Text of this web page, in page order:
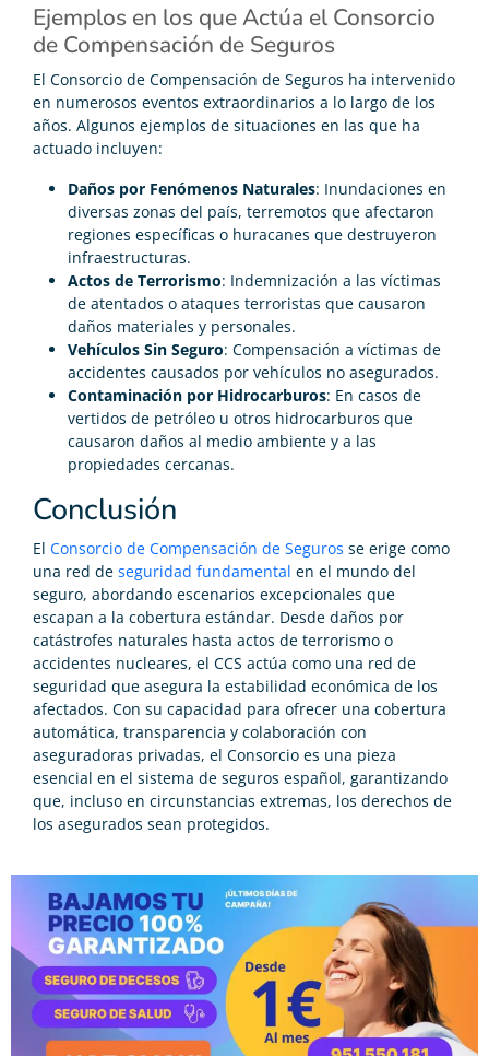
Ejemplos en los que Actúa el Consorcio
de Compensación de Seguros
El Consorcio de Compensación de Seguros ha intervenido
en numerosos eventos extraordinarios a lo largo de los
años. Algunos ejemplos de situaciones en las que ha
actuado incluyen:
Daños por Fenómenos Naturales: Inundaciones en
diversas zonas del país, terremotos que afectaron
regiones específicas o huracanes que destruyeron
infraestructuras.
Actos de Terrorismo: Indemnización a las víctimas
de atentados o ataques terroristas que causaron
daños materiales y personales.
Vehículos Sin Seguro: Compensación a víctimas de
accidentes causados por vehículos no asegurados.
Contaminación por Hidrocarburos: En casos de
vertidos de petróleo u otros hidrocarburos que
causaron daños al medio ambiente y a las
propiedades cercanas.
Conclusión
El Consorcio de Compensación de Seguros se erige como
una red de seguridad fundamental en el mundo del
seguro, abordando escenarios excepcionales que
escapan a la cobertura estándar. Desde daños por
catástrofes naturales hasta actos de terrorismo o
accidentes nucleares, el CCS actúa como una red de
seguridad que asegura la estabilidad económica de los
afectados. Con su capacidad para ofrecer una cobertura
automática, transparencia y colaboración con
aseguradoras privadas, el Consorcio es una pieza
esencial en el sistema de seguros español, garantizando
que, incluso en circunstancias extremas, los derechos de
los asegurados sean protegidos.